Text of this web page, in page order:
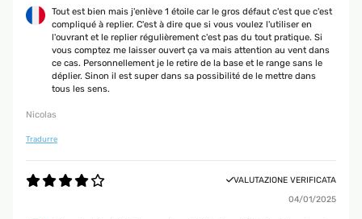
Tout est bien mais j'enlève 1 étoile car le gros défaut c'est que c'est
compliqué à replier. C'est à dire que si vous voulez l'utiliser en
l'ouvrant et le replier régulièrement c'est pas du tout pratique. Si
vous comptez me laisser ouvert ça va mais attention au vent dans
ce cas. Personnellement je le retire de la base et le range sans le
déplier. Sinon il est super dans sa possibilité de le mettre dans
tous les sens.
Nicolas
Tradurre
VALUTAZIONE VERIFICATA
04/01/2025